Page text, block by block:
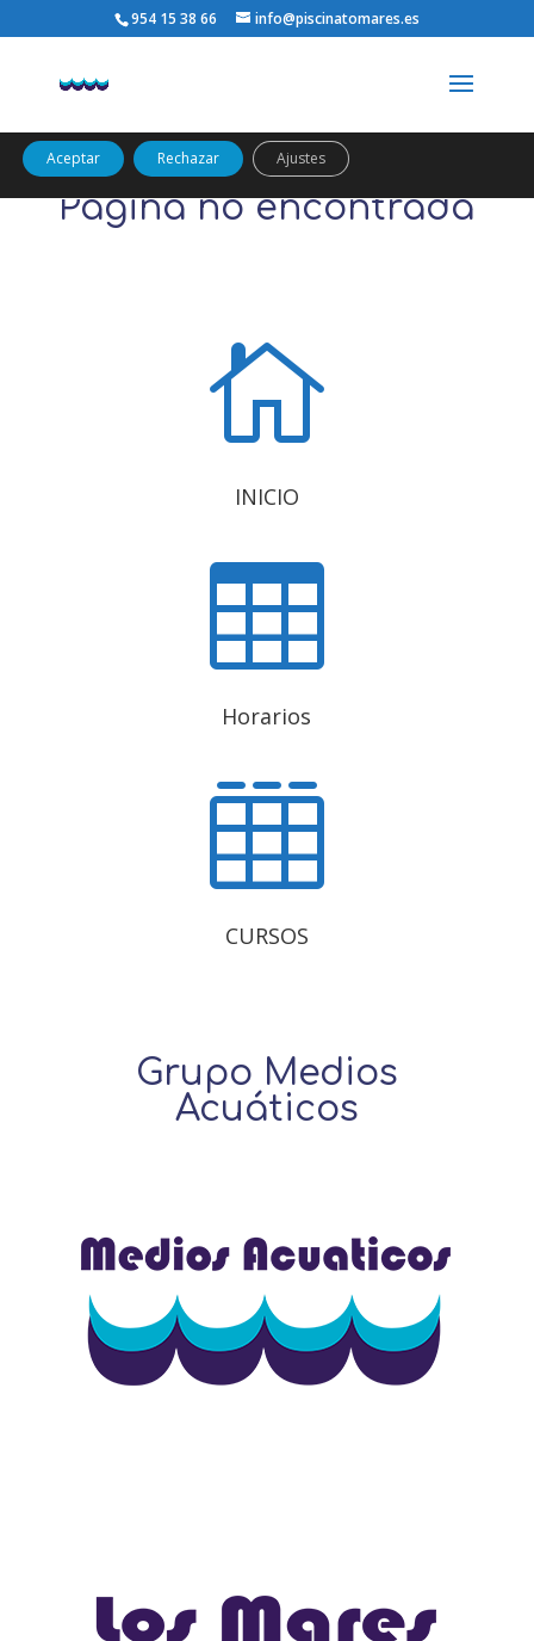
954 15 38 66 info@piscinatomares.es
Página no encontrada

INICIO

Horarios

CURSOS
Grupo Medios
Acuáticos
Utilizamos cookies propias y de terceros para analizar el uso
preferencias sobre la base de un perfil elaborado a partir de tus
hábitos de navegación (por ejemplo, páginas visitadas).Política
Aceptar Rechazar Ajustes